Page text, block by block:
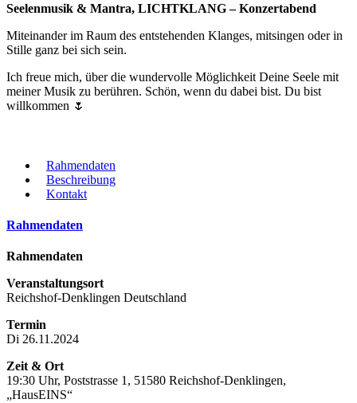
Seelenmusik & Mantra, LICHTKLANG – Konzertabend
Miteinander im Raum des entstehenden Klanges, mitsingen oder in
Stille ganz bei sich sein.
Ich freue mich, über die wundervolle Möglichkeit Deine Seele mit
meiner Musik zu berühren. Schön, wenn du dabei bist. Du bist
willkommen 🌷
Rahmendaten
Beschreibung
Kontakt
Rahmendaten
Rahmendaten
Veranstaltungsort
Reichshof-Denklingen Deutschland
Termin
Di 26.11.2024
Zeit & Ort
19:30 Uhr, Poststrasse 1, 51580 Reichshof-Denklingen,
„HausEINS“